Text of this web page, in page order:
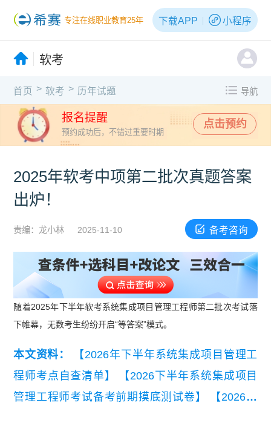
专注在线职业教育25年 下载APP 小程序
软考
首页 > 软考 > 历年试题 导航
报名提醒
预约成功后，不错过重要时期
点击预约
2025年软考中项第二批次真题答案
出炉！
责编：龙小林 2025-11-10 备考咨询
随着2025年下半年软考系统集成项目管理工程师第二批次考试落
下帷幕，无数考生纷纷开启“等答案”模式。
本文资料：
【2026年下半年系统集成项目管理工
程师考点自查清单】
【2026下半年系统集成项目
管理工程师考试备考前期摸底测试卷】
【2026年